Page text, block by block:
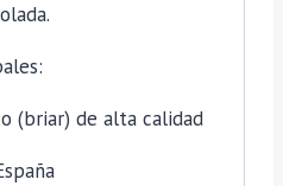
(briar) de alta calidad